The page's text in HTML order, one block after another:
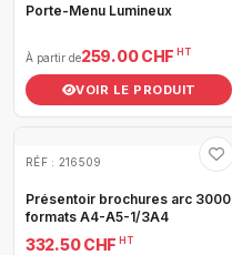
Porte-Menu Lumineux
À partir de259.00 CHF HT
VOIR LE PRODUIT
RÉF : 216509
Présentoir brochures arc 3000
formats A4-A5-1/3A4
332.50 CHF HT